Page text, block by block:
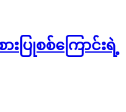
ပြုစစ်ကြောင်းရဲ့